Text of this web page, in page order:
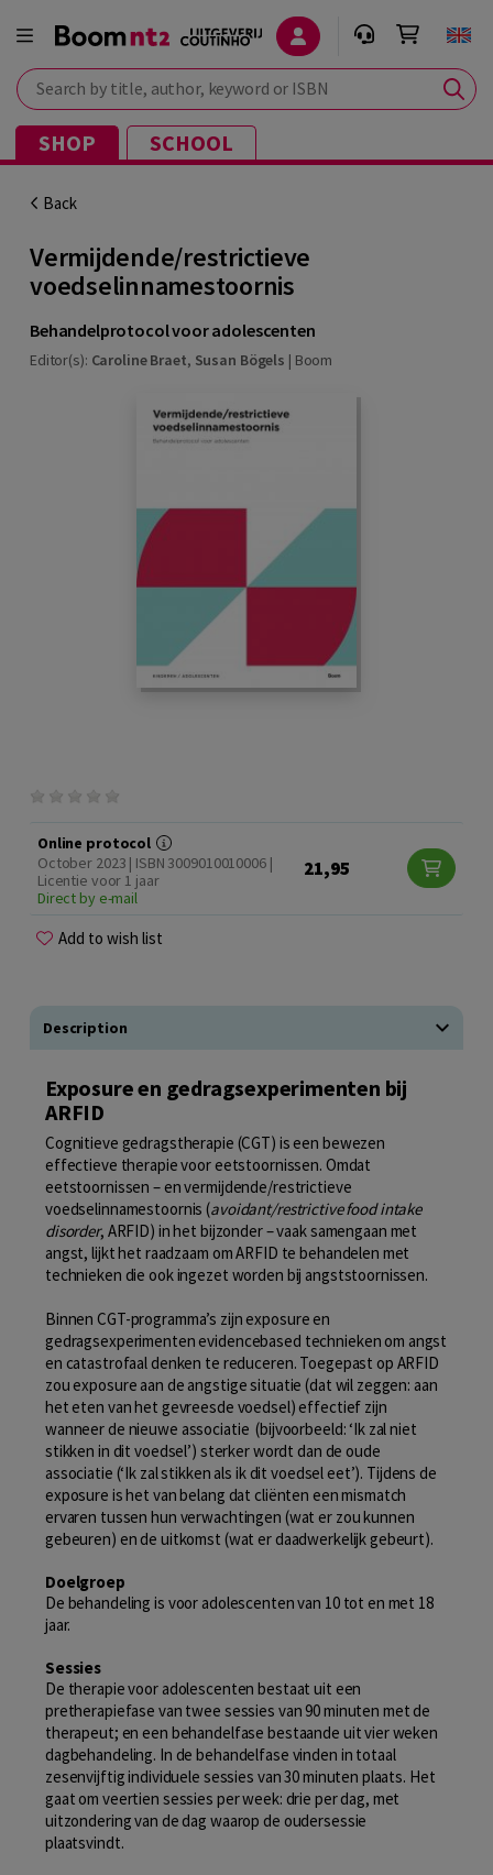
Search by title, author, keyword or ISBN
SHOP SCHOOL
Back
Vermijdende/restrictieve
voedselinnamestoornis
Behandelprotocol voor adolescenten
Editor(s): Caroline Braet, Susan Bögels | Boom
Online protocol
October 2023 | ISBN 3009010010006 |
Licentie voor 1 jaar
Direct by e-mail
21,95
Add to wish list
Description
Exposure en gedragsexperimenten bij
ARFID
Cognitieve gedragstherapie (CGT) is een bewezen
effectieve therapie voor eetstoornissen. Omdat
eetstoornissen – en vermijdende/restrictieve
voedselinnamestoornis (avoidant/restrictive food intake
disorder, ARFID) in het bijzonder – vaak samengaan met
angst, lijkt het raadzaam om ARFID te behandelen met
technieken die ook ingezet worden bij angststoornissen.
Binnen CGT-programma’s zijn exposure en
gedragsexperimenten evidencebased technieken om angst
en catastrofaal denken te reduceren. Toegepast op ARFID
zou exposure aan de angstige situatie (dat wil zeggen: aan
het eten van het gevreesde voedsel) effectief zijn
wanneer de nieuwe associatie (bijvoorbeeld: ‘Ik zal niet
stikken in dit voedsel’) sterker wordt dan de oude
associatie (‘Ik zal stikken als ik dit voedsel eet’). Tijdens de
exposure is het van belang dat cliënten een mismatch
ervaren tussen hun verwachtingen (wat er zou kunnen
gebeuren) en de uitkomst (wat er daadwerkelijk gebeurt).
Doelgroep
De behandeling is voor adolescenten van 10 tot en met 18
jaar.
Sessies
De therapie voor adolescenten bestaat uit een
pretherapiefase van twee sessies van 90 minuten met de
therapeut; en een behandelfase bestaande uit vier weken
dagbehandeling. In de behandelfase vinden in totaal
zesenvijftig individuele sessies van 30 minuten plaats. Het
gaat om veertien sessies per week: drie per dag, met
uitzondering van de dag waarop de oudersessie
plaatsvindt.